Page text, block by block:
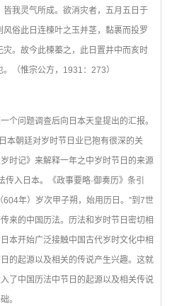
我灵气所成。欲消灾者，五月五日于
俗此日连楝叶之玉并茎，黏裹而投罗
。故今此楝蓁之，此日置井中而亥时
（惟宗公方，1931：273）
个问题调查后向日本天皇提出的汇报。
本朝廷对岁时节日业已抱有很深的关
时记》来解释一年之中岁时节日的来源
传入日本。《政事要略·御奏历》条引
604年）岁次甲子朔，始用历日。”到7世
来的中国历法。历法和岁时节日密切相
本开始广泛接触中国古代岁时文化中相
的起源以及相关的传说产生兴趣。这就
了中国历法中节日的起源以及相关传说
。